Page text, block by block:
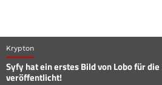
Krypton
Syfy hat ein erstes Bild von Lobo für
veröffentlicht!